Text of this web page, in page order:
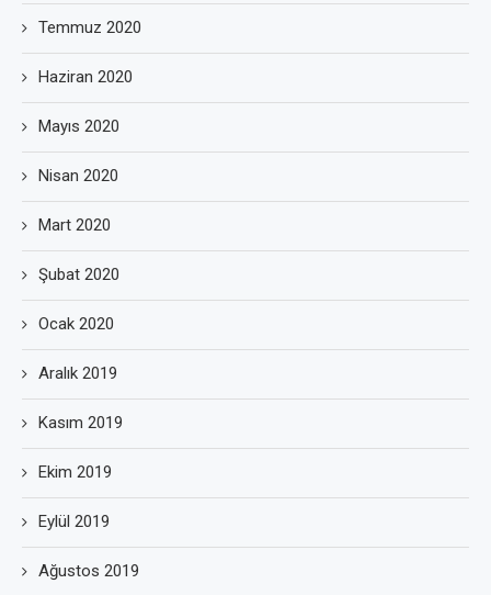
Temmuz 2020
Haziran 2020
Mayıs 2020
Nisan 2020
Mart 2020
Şubat 2020
Ocak 2020
Aralık 2019
Kasım 2019
Ekim 2019
Eylül 2019
Ağustos 2019